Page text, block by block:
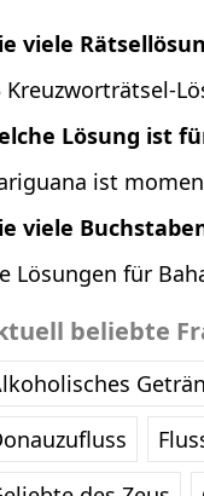
viele
Kreuzworträtsel-
Lösung ist
ist
viele
Lösungen für
beliebte